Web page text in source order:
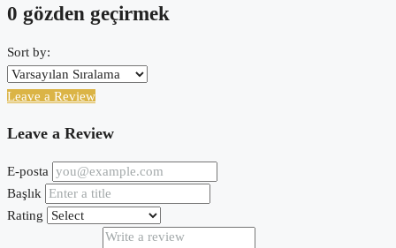
0 gözden geçirmek
Sort by:
Leave a Review
Leave a Review
E-posta
Başlık
Rating